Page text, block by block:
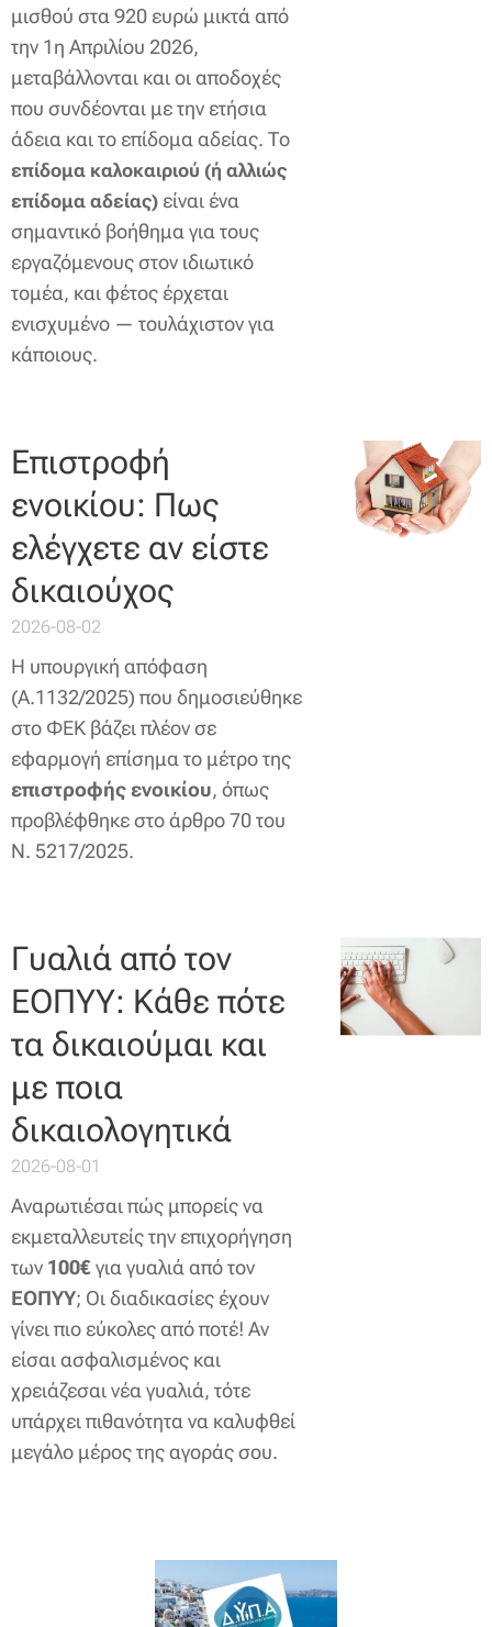
μισθού στα 920 ευρώ μικτά από
την 1η Απριλίου 2026,
μεταβάλλονται και οι αποδοχές
που συνδέονται με την ετήσια
άδεια και το επίδομα αδείας. Το
επίδομα καλοκαιριού (ή αλλιώς
επίδομα αδείας) είναι ένα
σημαντικό βοήθημα για τους
εργαζόμενους στον ιδιωτικό
τομέα, και φέτος έρχεται
ενισχυμένο — τουλάχιστον για
κάποιους.
Επιστροφή
ενοικίου: Πως
ελέγχετε αν είστε
δικαιούχος
2026-08-02
Η υπουργική απόφαση
(Α.1132/2025) που δημοσιεύθηκε
στο ΦΕΚ βάζει πλέον σε
εφαρμογή επίσημα το μέτρο της
επιστροφής ενοικίου, όπως
προβλέφθηκε στο άρθρο 70 του
Ν. 5217/2025.
Γυαλιά από τον
ΕΟΠΥΥ: Κάθε πότε
τα δικαιούμαι και
με ποια
δικαιολογητικά
2026-08-01
Αναρωτιέσαι πώς μπορείς να
εκμεταλλευτείς την επιχορήγηση
των 100€για γυαλιά από τον
ΕΟΠΥΥ; Οι διαδικασίες έχουν
γίνει πιο εύκολες από ποτέ! Αν
είσαι ασφαλισμένος και
χρειάζεσαι νέα γυαλιά, τότε
υπάρχει πιθανότητα να καλυφθεί
μεγάλο μέρος της αγοράς σου.